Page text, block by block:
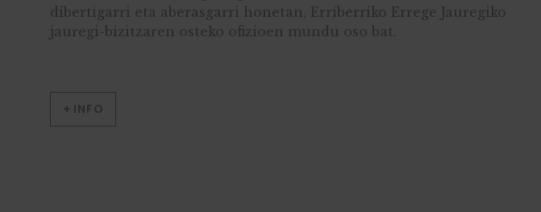
dibertigarri eta aberasgarri honetan, Erriberriko Errege Jauregiko
jauregi-bizitzaren osteko ofizioen mundu oso bat.
+ INFO